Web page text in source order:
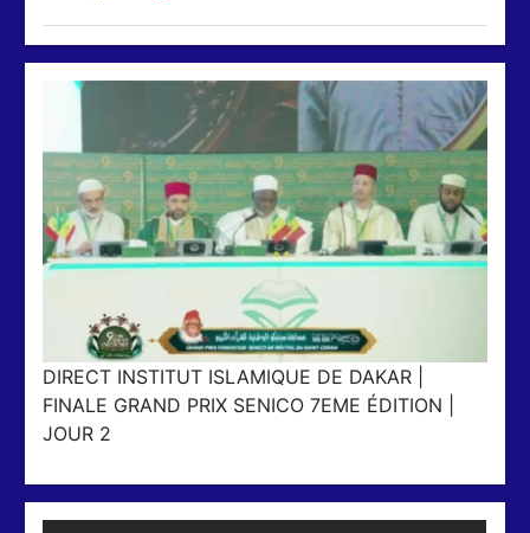
DIRECT INSTITUT ISLAMIQUE DE DAKAR |
FINALE GRAND PRIX SENICO 7EME ÉDITION |
JOUR 2